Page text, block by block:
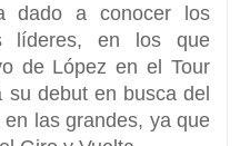
dado a conocer los
líderes, en los que
de López en el Tour
su debut en busca del
las grandes, ya que